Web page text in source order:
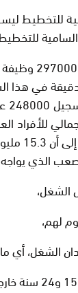
للتخطيط
وفقا لبعض
الذي